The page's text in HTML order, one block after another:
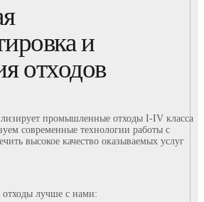
и
отходов
промышленные отходы I-IV класса
современные технологии работы с
высокое качество оказываемых услуг
отходы лучше с нами: